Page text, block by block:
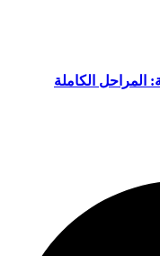
المراحل الكاملة